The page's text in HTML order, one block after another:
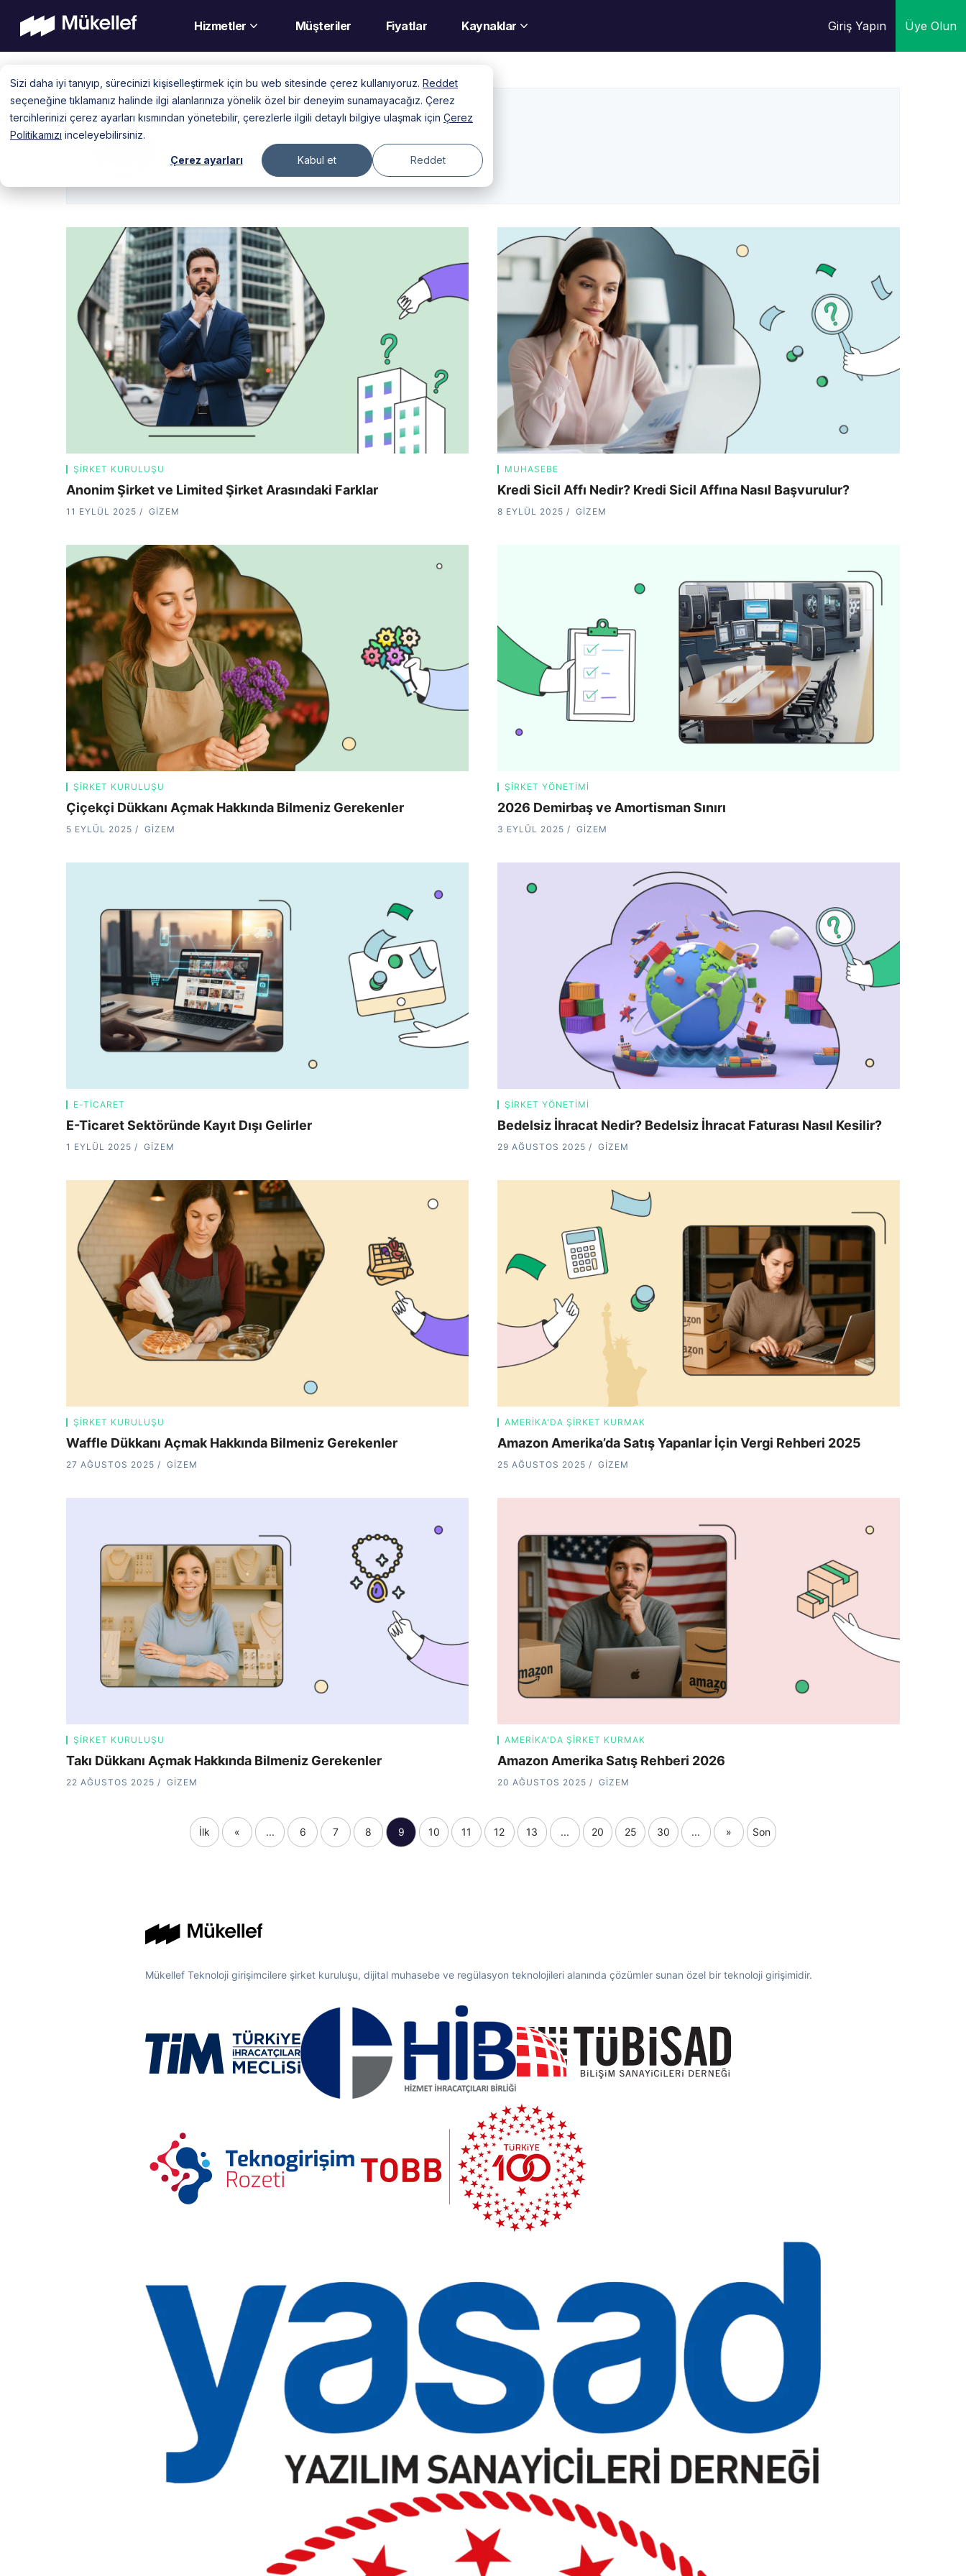
Sizi daha iyi tanıyıp, sürecinizi kişiselleştirmek için bu web sitesinde çerez kullanıyoruz. Reddet
seçeneğine tıklamanız halinde ilgi alanlarınıza yönelik özel bir deneyim sunamayacağız. Çerez
tercihlerinizi çerez ayarları kısmından yönetebilir, çerezlerle ilgili detaylı bilgiye ulaşmak için Çerez
Politikamızı inceleyebilirsiniz.
Çerez ayarları Kabul et Reddet
content
Hizmetler Müşteriler Fiyatlar Kaynaklar Giriş Yapın Üye Olun
ŞIRKET KURULUŞU
Anonim Şirket ve Limited Şirket Arasındaki Farklar
11 EYLÜL 2025 GIZEM
MUHASEBE
Kredi Sicil Affı Nedir? Kredi Sicil Affına Nasıl Başvurulur?
8 EYLÜL 2025 GIZEM
ŞIRKET KURULUŞU
Çiçekçi Dükkanı Açmak Hakkında Bilmeniz Gerekenler
5 EYLÜL 2025 GIZEM
ŞIRKET YÖNETIMI
2026 Demirbaş ve Amortisman Sınırı
3 EYLÜL 2025 GIZEM
E-TICARET
E-Ticaret Sektöründe Kayıt Dışı Gelirler
1 EYLÜL 2025 GIZEM
ŞIRKET YÖNETIMI
Bedelsiz İhracat Nedir? Bedelsiz İhracat Faturası Nasıl Kesilir?
29 AĞUSTOS 2025 GIZEM
ŞIRKET KURULUŞU
Waffle Dükkanı Açmak Hakkında Bilmeniz Gerekenler
27 AĞUSTOS 2025 GIZEM
AMERIKA'DA ŞIRKET KURMAK
Amazon Amerika’da Satış Yapanlar İçin Vergi Rehberi 2025
25 AĞUSTOS 2025 GIZEM
ŞIRKET KURULUŞU
Takı Dükkanı Açmak Hakkında Bilmeniz Gerekenler
22 AĞUSTOS 2025 GIZEM
AMERIKA'DA ŞIRKET KURMAK
Amazon Amerika Satış Rehberi 2026
20 AĞUSTOS 2025 GIZEM
İlk « ... 6 7 8 9 10 11 12 13 ... 20 25 30 ... » Son
Mükellef Teknoloji girişimcilere şirket kuruluşu, dijital muhasebe ve regülasyon teknolojileri alanında çözümler sunan özel bir teknoloji girişimidir.